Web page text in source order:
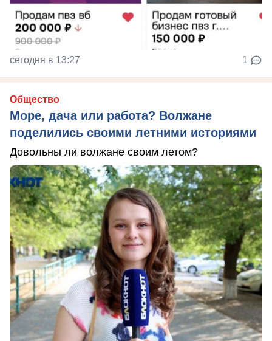
сегодня в 13:27 1
Общество
Море, дача или работа? Волжане
поделились своими летними историями
Довольны ли волжане своим летом?